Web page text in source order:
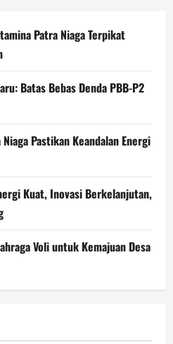
Patra Niaga Terpikat
Batas Bebas Denda PBB-P2
Pastikan Keandalan Energi
Kuat, Inovasi Berkelanjutan,
Voli untuk Kemajuan Desa